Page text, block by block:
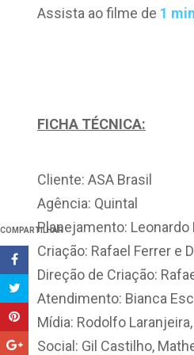
COMPARTILHAR
Assista ao filme de 1
FICHA TÉCNICA:
Cliente: ASA Brasil
Agência: Quintal
Planejamento: Leonardo
Criação: Rafael Ferrer e
Direção de Criação:
Atendimento: Bianca
Mídia: Rodolfo
Social: Gil Castilho,